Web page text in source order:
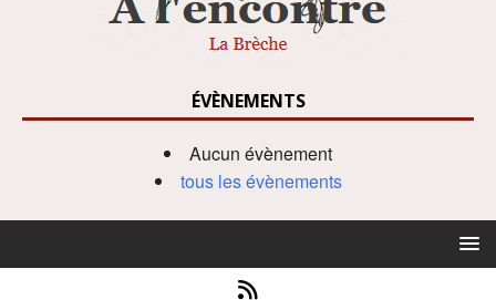
ÉVÈNEMENTS
Aucun évènement
tous les évènements